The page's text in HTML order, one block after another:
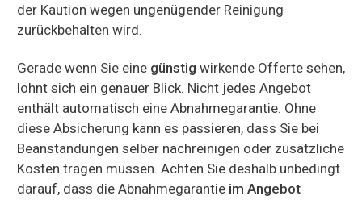
der Kaution wegen ungenügender Reinigung
zurückbehalten wird.
Gerade wenn Sie eine günstig wirkende Offerte sehen,
lohnt sich ein genauer Blick. Nicht jedes Angebot
enthält automatisch eine Abnahmegarantie. Ohne
diese Absicherung kann es passieren, dass Sie bei
Beanstandungen selber nachreinigen oder zusätzliche
Kosten tragen müssen. Achten Sie deshalb unbedingt
darauf, dass die Abnahmegarantie im Angebot